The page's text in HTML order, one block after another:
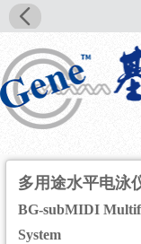
多用途水平电泳
BG-subMIDI
System